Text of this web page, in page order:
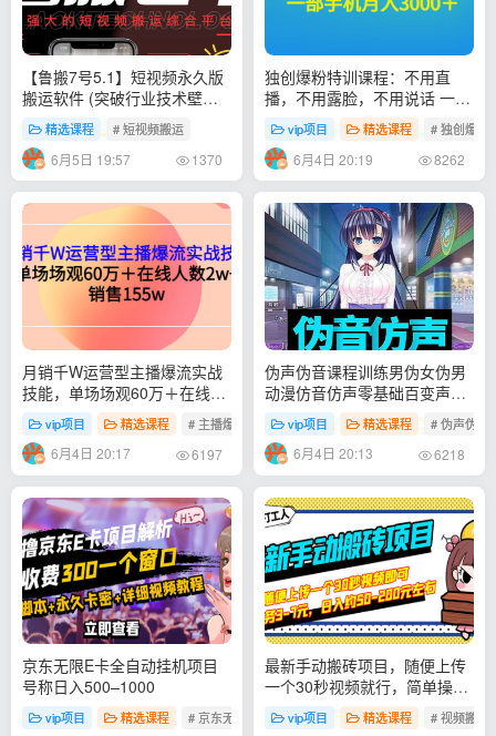
【鲁搬7号5.1】短视频永久版
搬运软件 (突破行业技术壁垒,
碾压一切神器)
精选课程 # 短视频搬运
6月5日 19:57 1370
独创爆粉特训课程：不用直
播，不用露脸，不用说话 一部
手机月入3000＋
vip项目 精选课程 # 独创爆粉
6月4日 20:19 8262
月销千W运营型主播爆流实战
技能，单场场观60万＋在线人
数2w+销售155w
vip项目 精选课程 # 主播爆流实战技能
6月4日 20:17 6197
伪声伪音课程训练男伪女伪男
动漫仿音仿声零基础百变声优
配音教程
vip项目 精选课程 # 伪声伪音
6月4日 20:13 6218
京东无限E卡全自动挂机项目
号称日入500–1000
vip项目 精选课程 # 京东无限E卡全自动挂机项目
最新手动搬砖项目，随便上传
一个30秒视频就行，简单操作
日入50-200
vip项目 精选课程 # 视频搬砖